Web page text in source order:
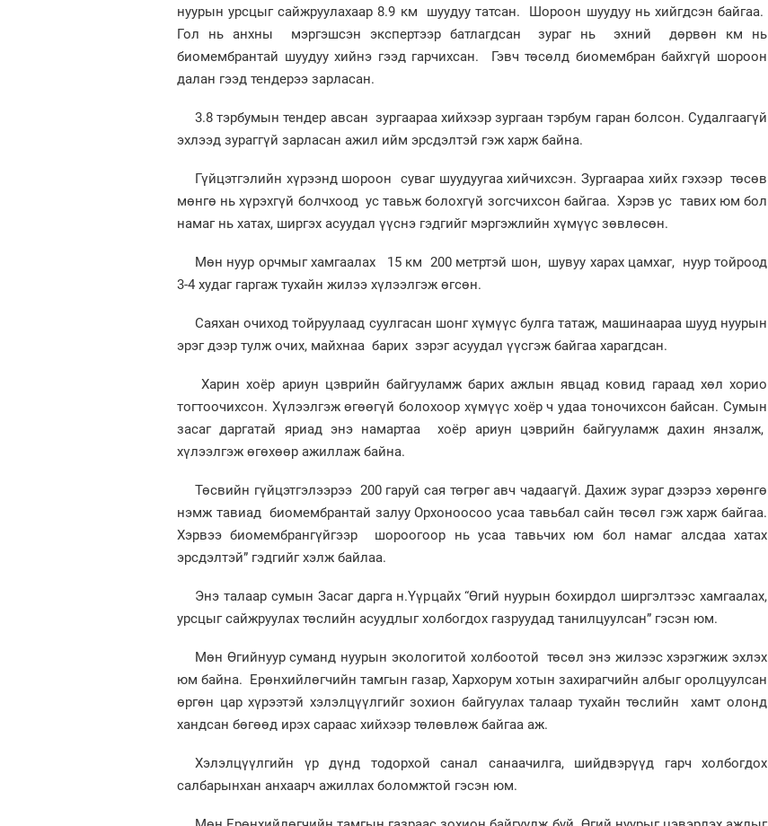
нуурын урсцыг сайжруулахаар 8.9 км шуудуу татсан. Шороон шуудуу нь хийгдсэн байгаа.
Гол нь анхны мэргэшсэн экспертээр батлагдсан зураг нь эхний дөрвөн км нь
биомембрантай шуудуу хийнэ гээд гарчихсан. Гэвч төсөлд биомембран байхгүй шороон
далан гээд тендерээ зарласан.
3.8 тэрбумын тендер авсан зургаараа хийхээр зургаан тэрбум гаран болсон. Судалгаагүй
эхлээд зураггүй зарласан ажил ийм эрсдэлтэй гэж харж байна.
Гүйцэтгэлийн хүрээнд шороон суваг шуудуугаа хийчихсэн. Зургаараа хийх гэхээр төсөв
мөнгө нь хүрэхгүй болчхоод ус тавьж болохгүй зогсчихсон байгаа. Хэрэв ус тавих юм бол
намаг нь хатах, ширгэх асуудал үүснэ гэдгийг мэргэжлийн хүмүүс зөвлөсөн.
Мөн нуур орчмыг хамгаалах 15 км 200 метртэй шон, шувуу харах цамхаг, нуур тойроод
3-4 худаг гаргаж тухайн жилээ хүлээлгэж өгсөн.
Саяхан очиход тойруулаад суулгасан шонг хүмүүс булга татаж, машинаараа шууд нуурын
эрэг дээр тулж очих, майхнаа барих зэрэг асуудал үүсгэж байгаа харагдсан.
Харин хоёр ариун цэврийн байгууламж барих ажлын явцад ковид гараад хөл хорио
тогтоочихсон. Хүлээлгэж өгөөгүй болохоор хүмүүс хоёр ч удаа тоночихсон байсан. Сумын
засаг даргатай яриад энэ намартаа хоёр ариун цэврийн байгууламж дахин янзалж,
хүлээлгэж өгөхөөр ажиллаж байна.
Төсвийн гүйцэтгэлээрээ 200 гаруй сая төгрөг авч чадаагүй. Дахиж зураг дээрээ хөрөнгө
нэмж тавиад биомембрантай залуу Орхоноосоо усаа тавьбал сайн төсөл гэж харж байгаа.
Хэрвээ биомембрангүйгээр шороогоор нь усаа тавьчих юм бол намаг алсдаа хатах
эрсдэлтэй” гэдгийг хэлж байлаа.
Энэ талаар сумын Засаг дарга н.Үүрцайх “Өгий нуурын бохирдол ширгэлтээс хамгаалах,
урсцыг сайжруулах төслийн асуудлыг холбогдох газруудад танилцуулсан” гэсэн юм.
Мөн Өгийнуур суманд нуурын экологитой холбоотой төсөл энэ жилээс хэрэгжиж эхлэх
юм байна. Ерөнхийлөгчийн тамгын газар, Хархорум хотын захирагчийн албыг оролцуулсан
өргөн цар хүрээтэй хэлэлцүүлгийг зохион байгуулах талаар тухайн төслийн хамт олонд
хандсан бөгөөд ирэх сараас хийхээр төлөвлөж байгаа аж.
Хэлэлцүүлгийн үр дүнд тодорхой санал санаачилга, шийдвэрүүд гарч холбогдох
салбарынхан анхаарч ажиллах боломжтой гэсэн юм.